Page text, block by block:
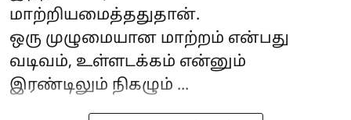
மாற்றியமைத்ததுதான்.
ஒரு முழுமையான மாற்றம் என்பது
வடிவம், உள்ளடக்கம் என்னும்
இரண்டிலும் நிகழும் ...